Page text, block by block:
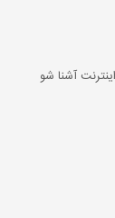
آشنا شو